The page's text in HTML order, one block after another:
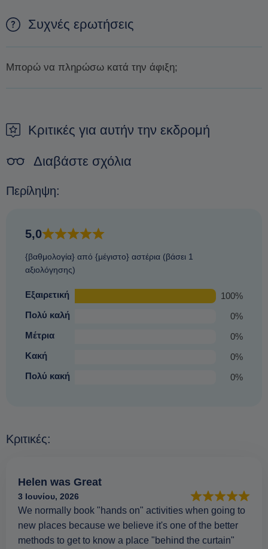
Συχνές ερωτήσεις
Μπορώ να πληρώσω κατά την άφιξη;
προκράτηση.
Κριτικές για αυτήν την εκδρομή
Διαβάστε σχόλια
Περίληψη:
5,0
{βαθμολογία} από {μέγιστο} αστέρια (βάσει 1
αξιολόγησης)
Εξαιρετική
100%
Πολύ καλή
0%
Μέτρια
0%
Κακή
0%
Πολύ κακή
0%
Κριτικές:
Helen was Great
3 Ιουνίου, 2026
We normally book "hands on" activities when going to
new places because we believe it's one of the better
methods to get to know a place "behind the curtain"